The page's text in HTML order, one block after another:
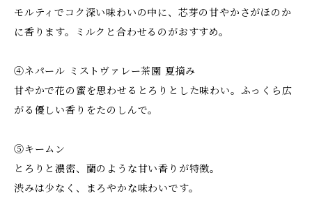
モルティでコク深い味わいの中に、芯芽の甘やかさがほのか
に香ります。ミルクと合わせるのがおすすめ。
④ネパール ミストヴァレー茶園 夏摘み
甘やかで花の蜜を思わせるとろりとした味わい。ふっくら広
がる優しい香りをたのしんで。
⑤キームン
とろりと濃密、蘭のような甘い香りが特徴。
渋みは少なく、まろやかな味わいです。